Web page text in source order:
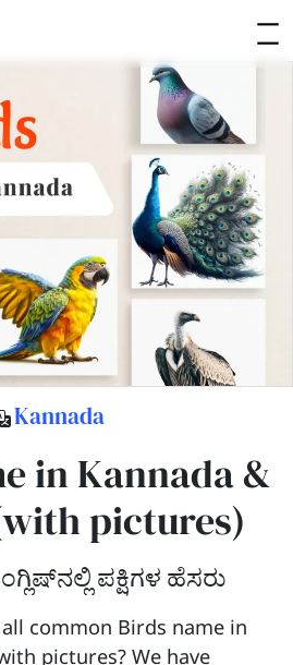
Kannada
in Kannada &
pictures)
ಪಕ್ಷಿಗಳ ಹೆಸರು
common Birds name in
pictures? We have